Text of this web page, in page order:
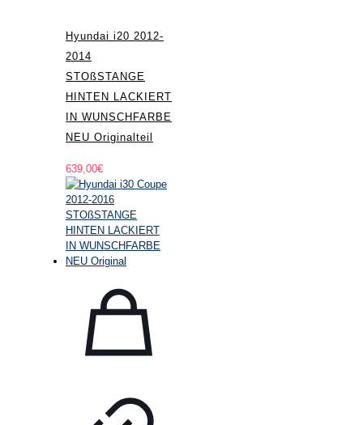
Hyundai i20 2012-
2014
STOßSTANGE
HINTEN LACKIERT
IN WUNSCHFARBE
NEU Originalteil
639,00€